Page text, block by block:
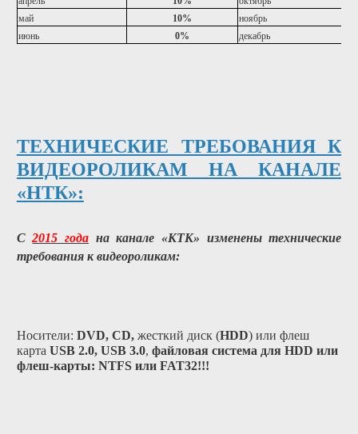
май
10%
ноябрь
июнь
0% декабрь
ТЕХНИЧЕСКИЕ ТРЕБОВАНИЯ К
ВИДЕОРОЛИКАМ НА КАНАЛЕ
«НТК»:
С2015 года на канале «КТК» изменены технические
требования к видеороликам:
Носители: DVD, CD, жесткий диск (HDD) или флеш
карта USB 2.0, USB 3.0, файловая система для HDD или
флеш-карты: NTFS или FAT32!!!